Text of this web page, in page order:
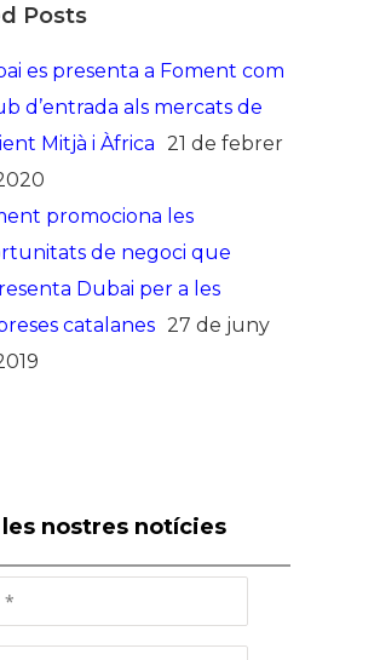
Posts
es presenta a Foment com
d’entrada als mercats de
Mitjà i Àfrica 21 de febrer
promociona les
de negoci que
Dubai per a les
catalanes 27 de juny
les nostres notícies